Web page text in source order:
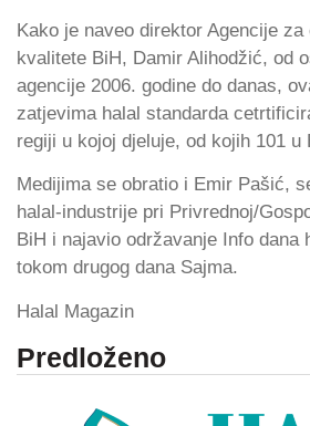
Kako je naveo direktor Agencije
kvalitete BiH, Damir Alihodžić, od
agencije 2006. godine do danas,
zatjevima halal standarda
regiji u kojoj djeluje, od kojih 101 u
Medijima se obratio i Emir Pašić,
halal-industrije pri Privrednoj/
BiH i najavio održavanje Info dana
tokom drugog dana Sajma.
Halal Magazin
Predloženo